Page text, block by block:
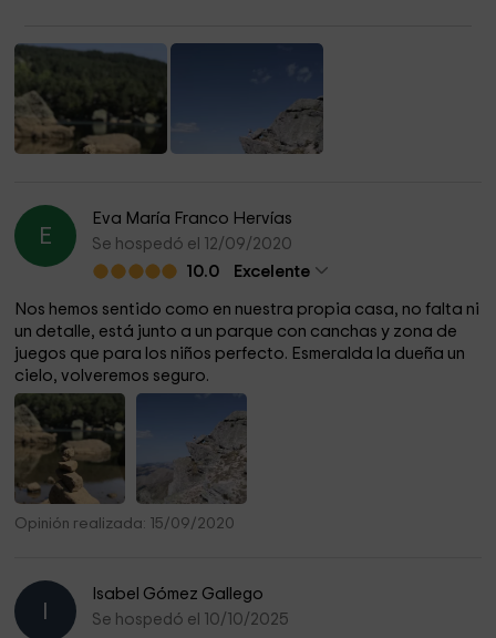
E
Eva María Franco Hervías
Se hospedó el 12/09/2020
10.0
Excelente
Nos hemos sentido como en nuestra propia casa, no falta ni
un detalle, está junto a un parque con canchas y zona de
juegos que para los niños perfecto. Esmeralda la dueña un
cielo, volveremos seguro.
Opinión realizada: 15/09/2020
Isabel Gómez Gallego
Se hospedó el 10/10/2025